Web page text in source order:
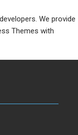
We provide
Themes with